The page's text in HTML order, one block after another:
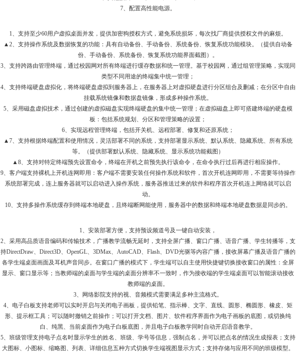
7、配置高性能电源。
1、支持至少60用户虚拟桌面并发，提供加密狗授权方式，避免系统损坏，每次找厂商提供授权文件的麻烦。
▲2、支持操作系统及数据恢复的功能：具有自动备份、手动备份、系统备份、恢复系统功能模块。（提供自动备
份、手动备份、系统备份、恢复系统功能界面截图）。
3、支持跨路由管理终端，通过校园网对所有终端进行缓存数据和统一管理。基于校园网，通过组管理策略，实现同
类型不同用途的终端集中统一管理；
4、支持终端硬盘虚拟化，将终端硬盘虚拟到服务器上，在服务器上对虚拟硬盘进行分区组合及删减；在分区中自由
挂载系统镜像和数据盘镜像，形成多种操作系统。
5、采用磁盘虚拟技术，通过创建的虚拟磁盘实现终端硬盘的集中统一管理；在虚拟磁盘上即可搭建终端的硬盘模
板：包括系统规划、分区和管理策略的设置；
6、实现远程管理终端，包括开关机、远程部署、修复和还原系统；
▲7、支持根据终端配置和使用情况，灵活部署不同的系统，支持部署显示系统、默认系统、隐藏系统、所有系统
等。（提供部署默认系统、隐藏系统、显示系统功能截图）
▲8、支持对特定终端预先设置命令，终端在开机之前预先执行该命令，在命令执行过后再进行相应操作。
9、客户端支持裸机上开机连网即用：客户端不需要安装任何操作系统和软件，首次开机连网即用，不需要等待操作
系统部署完成，连上服务器就可以启动进入操作系统，服务器推送过来的软件和程序首次开机连上网络就可以启
动。
10、支持多操作系统缓存到终端本地硬盘，且终端断网能使用，服务器中的数据和终端本地硬盘数据是同步的。
1、安装部署方便，支持预设频道号及一键自动安装，
2、采用高品质语音编码和传输技术，广播教学流畅无延时，支持全屏广播、窗口广播、语音广播、学生转播等，支
持DirectDraw、Direct3D、OpenGL、3DMax、AutoCAD、Flash、DVD光驱等内容广播，接收屏幕广播及语音广播的
各学生端桌面画面及耳机声音同步。在窗口广播的模式下，学生端可以自主使用快捷键切换接收窗口的属性：全屏
显示、窗口显示等；当教师端的桌面与学生端的桌面分辨率不一致时，作为接收端的学生端桌面可以智能滚动接收
教师端的桌面。
3、网络影院支持的视、音频模式需要满足多种主流格式。
4、电子白板支持老师可以实时开启与关闭电子画板，提供铅笔、指示棒、文字、直线、圆形、椭圆形、橡皮、矩
形、提示框工具；可以随时撤销之前操作；可以打开文档、图片、软件程序界面作为电子画板的底图，或切换纯
白、纯黑、当前桌面作为电子白板底图，并且电子白板教学同时自动开启语音教学。
5、班级管理支持电子点名时显示学生的姓名、班级、学号等信息，强制点名，并可以把点名的情况生成报表；支持
大图标、小图标、缩略图、列表、详细信息五种方式切换学生端视图显示方式；支持存储与应用不同的班级模型。